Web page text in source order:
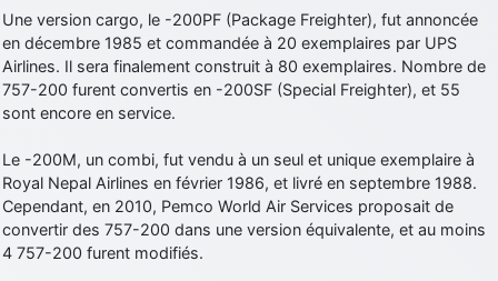
Une version cargo, le -200PF (Package Freighter), fut annoncée
en décembre 1985 et commandée à 20 exemplaires par UPS
Airlines. Il sera finalement construit à 80 exemplaires. Nombre de
757-200 furent convertis en -200SF (Special Freighter), et 55
sont encore en service.
Le -200M, un combi, fut vendu à un seul et unique exemplaire à
Royal Nepal Airlines en février 1986, et livré en septembre 1988.
Cependant, en 2010, Pemco World Air Services proposait de
convertir des 757-200 dans une version équivalente, et au moins
4 757-200 furent modifiés.